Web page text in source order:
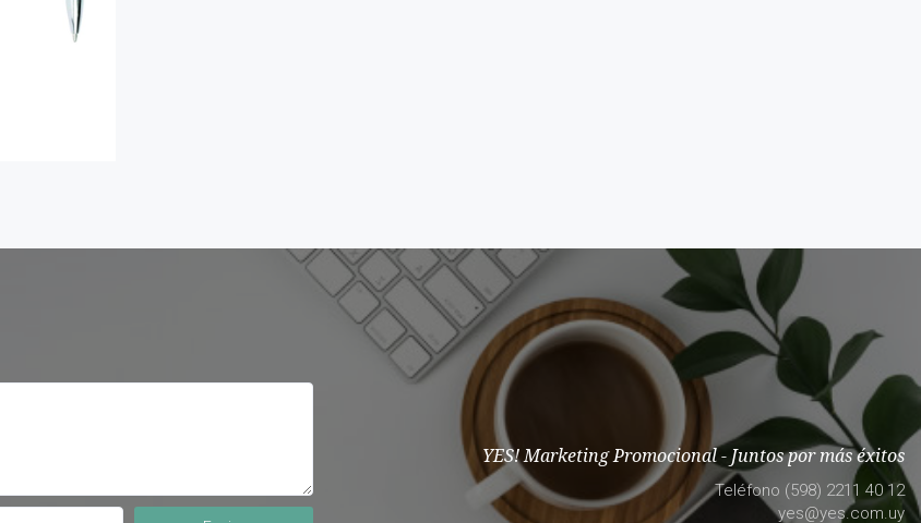
YES! Marketing Promocional - Juntos por más éxitos
Teléfono (598) 2211 40 12
yes@yes.com.uy